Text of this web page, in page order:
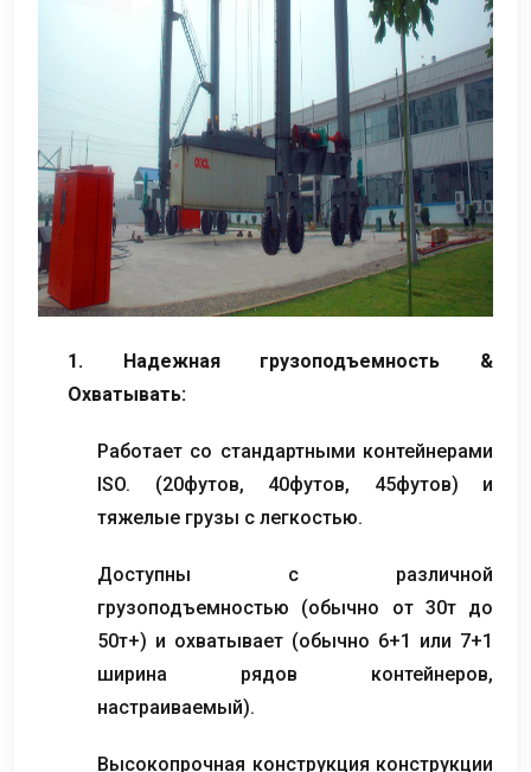
1. Надежная грузоподъемность &
Охватывать:
Работает со стандартными контейнерами
ISO. (20футов, 40футов, 45футов) и
тяжелые грузы с легкостью.
Доступны с различной
грузоподъемностью (обычно от 30т до
50т+) и охватывает (обычно 6+1 или 7+1
ширина рядов контейнеров,
настраиваемый).
Высокопрочная конструкция конструкции